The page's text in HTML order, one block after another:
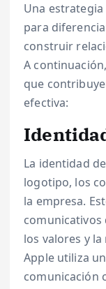
Una
para
construir
A
que
efectiva:
La identidad
logotipo, los
la empresa.
comunicativos
los valores y
Apple utiliza
comunicación